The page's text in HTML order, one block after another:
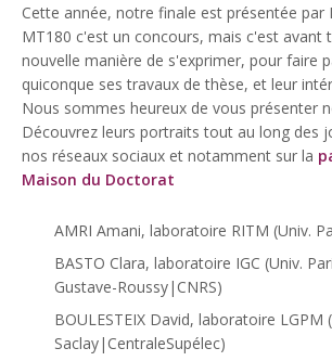
Cette année, notre finale est présentée par
MT180 c'est un concours, mais c'est avant
nouvelle manière de s'exprimer, pour faire
quiconque ses travaux de thèse, et leur
Nous sommes heureux de vous présenter
Découvrez leurs portraits tout au long des
nos réseaux sociaux et notamment sur la
Maison du Doctorat
AMRI Amani, laboratoire RITM (Univ.
BASTO Clara, laboratoire IGC (Univ.
Gustave-Roussy|CNRS)
BOULESTEIX David, laboratoire LGPM
Saclay|CentraleSupélec)